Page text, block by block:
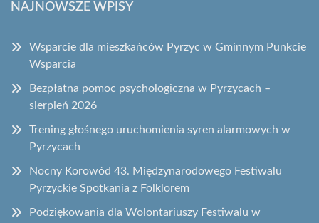
NAJNOWSZE WPISY
Wsparcie dla mieszkańców Pyrzyc w Gminnym Punkcie
Wsparcia
Bezpłatna pomoc psychologiczna w Pyrzycach –
sierpień 2026
Trening głośnego uruchomienia syren alarmowych w
Pyrzycach
Nocny Korowód 43. Międzynarodowego Festiwalu
Pyrzyckie Spotkania z Folklorem
Podziękowania dla Wolontariuszy Festiwalu w